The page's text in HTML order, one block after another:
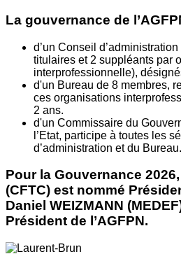
La gouvernance de
d’un Conseil
titulaires et 2 suppléants par
interprofessionnelle),
d'un Bureau de 8 membres,
ces organisations
2 ans.
d'un Commissaire du
l’Etat, participe à toutes les
d’administration et du Bureau.
Pour la Gouvernance
(CFTC) est nommé
Daniel WEIZMANN
Président de l’AGFPN.